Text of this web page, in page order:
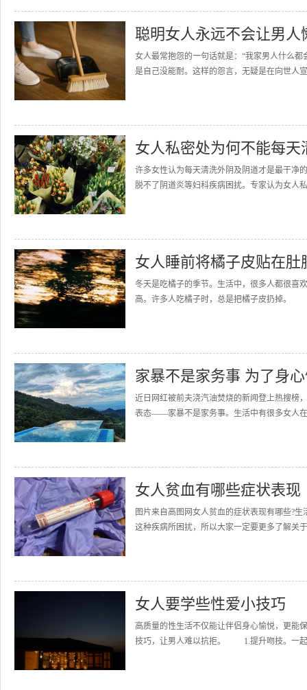
聪明女人永远不会让男人
女人最常抱怨的一句话就是：“我家男人什么
是自己没能耐。这样的怨言，无疑是在向世人
女人私密处为何不能每天
许多女性认为每天清洗外阴及阴道才是最干净
脱不了阴道炎等妇科疾病困扰。专家认为女人
女人睡前将橘子皮贴在
冬天是吃橘子的季节。生活中，很多人都很喜
高。许多人吃橘子时，总是把橘子皮扔掉。
家暴不是家务事 为了身
近日网红被前夫浇汽油焚烧的新闻登上热搜榜
表态——家暴不是家务事。生活中有很多女人
女人贫血有哪些症状表现
图片来自高图网女人贫血的症状表现有哪些?
这种疾病所困扰，所以大家一定要更多了解关
女人要学些性爱小技巧
高质量的性生活不仅能让伴侣身心愉悦，更能
技巧，让男人难以抗拒。 1.提升吻技。一起